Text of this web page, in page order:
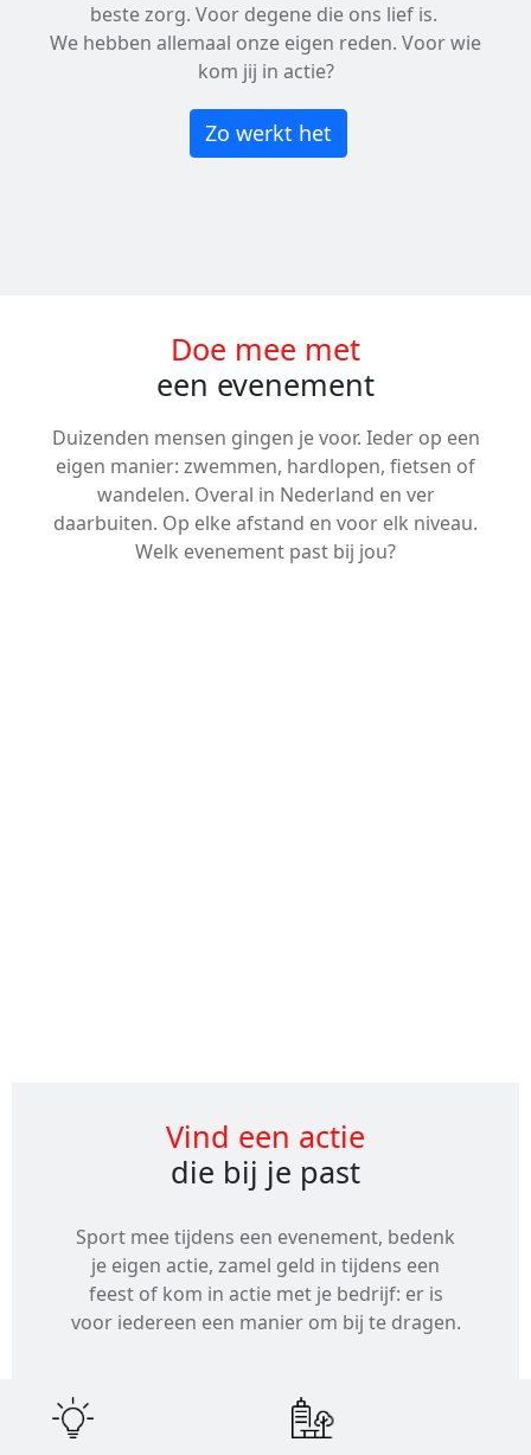
beste zorg. Voor degene die ons lief is.
We hebben allemaal onze eigen reden. Voor wie
kom jij in actie?
Zo werkt het
Doe mee met
een evenement
Duizenden mensen gingen je voor. Ieder op een
eigen manier: zwemmen, hardlopen, fietsen of
wandelen. Overal in Nederland en ver
daarbuiten. Op elke afstand en voor elk niveau.
Welk evenement past bij jou?
Vind een actie
die bij je past
Sport mee tijdens een evenement, bedenk
je eigen actie, zamel geld in tijdens een
feest of kom in actie met je bedrijf: er is
voor iedereen een manier om bij te dragen.